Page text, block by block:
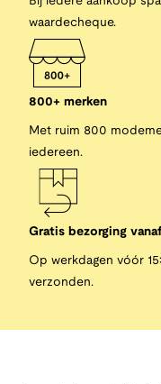
waardecheque.
800+ merken
Met ruim 800
iedereen.
Gratis bezorging
Op werkdagen vóór
verzonden.